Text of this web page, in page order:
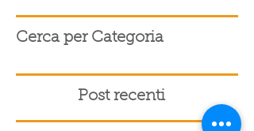
Cerca per Categoria
Post recenti